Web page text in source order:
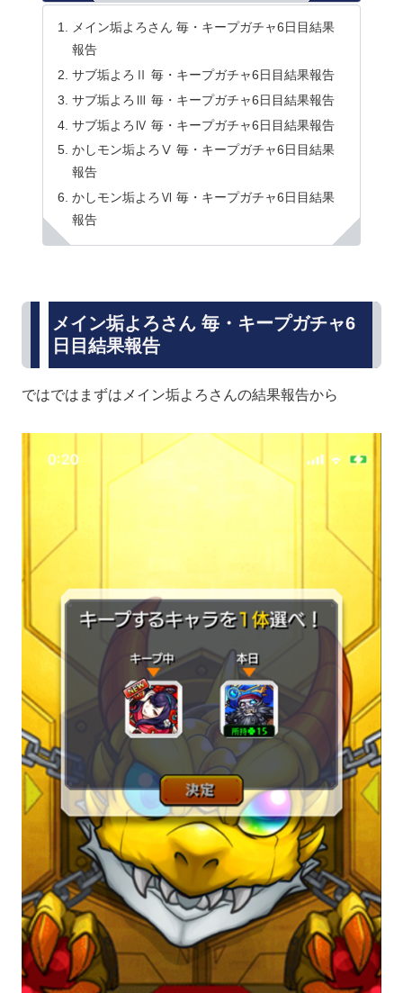
メイン垢よろさん 毎・キープガチャ6日目結果
報告
サブ垢よろⅡ 毎・キープガチャ6日目結果報告
サブ垢よろⅢ 毎・キープガチャ6日目結果報告
サブ垢よろⅣ 毎・キープガチャ6日目結果報告
かしモン垢よろⅤ 毎・キープガチャ6日目結果
報告
かしモン垢よろⅥ 毎・キープガチャ6日目結果
報告
メイン垢よろさん 毎・キープガチャ6
日目結果報告
ではではまずはメイン垢よろさんの結果報告から